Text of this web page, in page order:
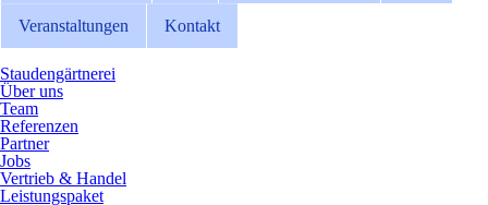
Veranstaltungen Kontakt
Staudengärtnerei
Über uns
Team
Referenzen
Partner
Jobs
Vertrieb & Handel
Leistungspaket